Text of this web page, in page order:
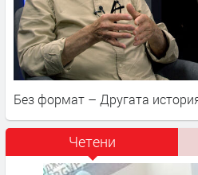
Без формат – Другата
Четени